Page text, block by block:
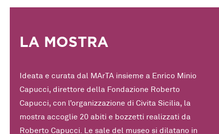
LA MOSTRA
Ideata e curata dal MArTA insieme a Enrico Minio
Capucci, direttore della Fondazione Roberto
Capucci, con l’organizzazione di Civita Sicilia, la
mostra accoglie 20 abiti e bozzetti realizzati da
Roberto Capucci. Le sale del museo si dilatano in